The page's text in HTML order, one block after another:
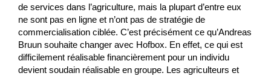
de services dans l’agriculture, mais la plupart d’entre eux
ne sont pas en ligne et n’ont pas de stratégie de
commercialisation ciblée. C’est précisément ce qu’Andreas
Bruun souhaite changer avec Hofbox. En effet, ce qui est
difficilement réalisable financièrement pour un individu
devient soudain réalisable en groupe. Les agriculteurs et